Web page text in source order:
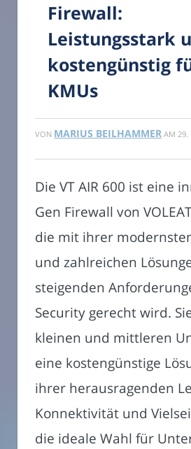
Firewall:
Leistungsstark
kostengünstig
KMUs
VON MARIUS BEILHAMMER AM 29.
Die VT AIR 600 ist eine
Gen Firewall von
die mit ihrer
und zahlreichen
steigenden
Security gerecht wird.
kleinen und mittleren
eine kostengünstige
ihrer herausragenden
Konnektivität und
die ideale Wahl für